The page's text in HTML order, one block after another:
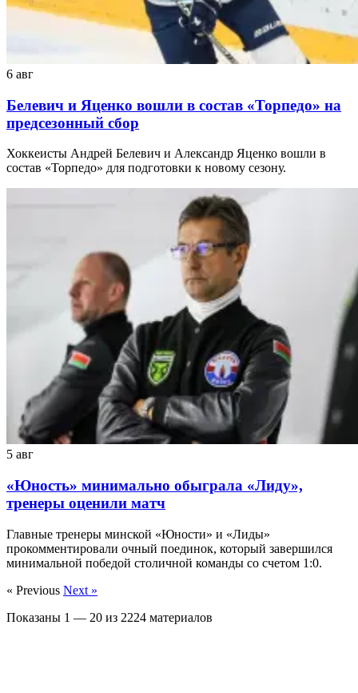
6 авг
Белевич и Яценко вошли в состав «Торпедо» на
предсезонный сбор
Хоккеисты Андрей Белевич и Александр Яценко вошли в
состав «Торпедо» для подготовки к новому сезону.
5 авг
«Юность» минимально обыграла «Лиду»,
тренеры оценили матч
Главные тренеры минской «Юности» и «Лиды»
прокомментировали очный поединок, который завершился
минимальной победой столичной команды со счетом 1:0.
« Previous Next »
Показаны 1 — 20 из 2224 материалов